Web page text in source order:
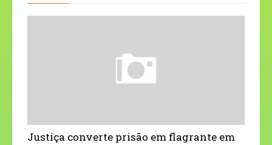
Justiça converte prisão em flagrante em